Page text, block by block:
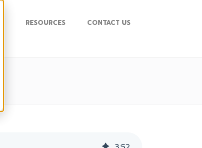
RESOURCES CONTACT US